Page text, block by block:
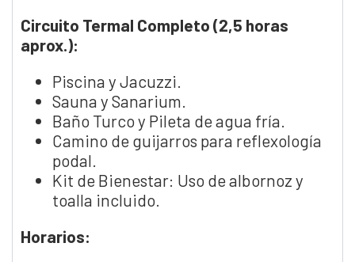
Circuito Termal Completo (2,5 horas
aprox.):
Piscina y Jacuzzi.
Sauna y Sanarium.
Baño Turco y Pileta de agua fría.
Camino de guijarros para reflexología
podal.
Kit de Bienestar: Uso de albornoz y
toalla incluido.
Horarios: